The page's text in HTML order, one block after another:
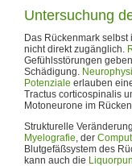
Untersuchung
Das Rückenmark
nicht direkt zugänglich.
Gefühlsstörungen
Schädigung.
Potenziale erlauben
Tractus corticospinalis
Motoneurone im
Strukturelle
Myelografie, der
Blutgefäßsystem des
kann auch die